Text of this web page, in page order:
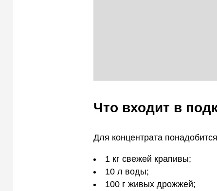
Что входит в
Для концентрата
1 кг свежей крапивы;
10 л воды;
100 г живых дрожжей;